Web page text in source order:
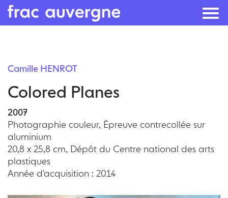
content
Camille HENROT
Colored Planes
2007
Photographie couleur, Épreuve contrecollée sur
aluminium
20,8 x 25,8 cm, Dépôt du Centre national des arts
plastiques
Année d'acquisition : 2014